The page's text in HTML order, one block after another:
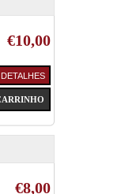
€10,00
€8,00